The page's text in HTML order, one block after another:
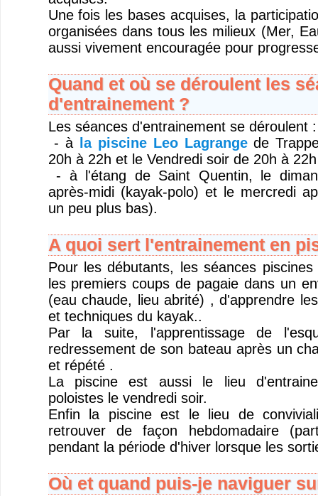
Une fois les bases acquises, la
organisées dans tous les milieux (Mer,
aussi vivement encouragée pour
Quand et où se déroulent les
d'entrainement ?
Les séances d'entrainement se déroulent :
- à
la piscine Leo Lagrangede
20h à 22h et le Vendredi soir de 20h à
- à l'étang de Saint Quentin, le
après-midi (kayak-polo) et le mercredi
un peu plus bas).
A quoi sert l'entrainement en
Pour les débutants, les séances
les premiers coups de pagaie dans un
(eau chaude, lieu abrité) , d'apprendre
et techniques du kayak..
Par la suite, l'apprentissage de
redressement de son bateau après un
et répété .
La piscine est aussi le lieu
poloistes le vendredi soir.
Enfin la piscine est le lieu de
retrouver de façon hebdomadaire
pendant la période d'hiver lorsque les
Où et quand puis-je naviguer